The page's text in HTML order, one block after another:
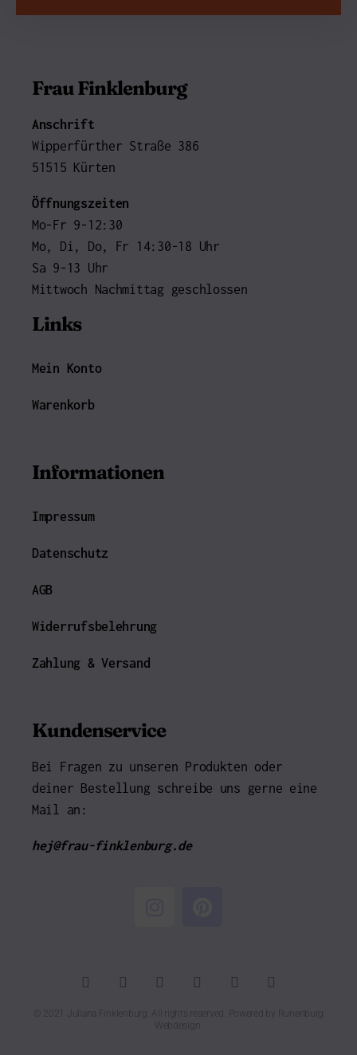
Frau Finklenburg
Anschrift
Wipperfürther Straße 386
51515 Kürten
Öffnungszeiten
Mo-Fr 9-12:30
Mo, Di, Do, Fr 14:30-18 Uhr
Sa 9-13 Uhr
Mittwoch Nachmittag geschlossen
Links
Mein Konto
Warenkorb
Informationen
Impressum
Datenschutz
AGB
Widerrufsbelehrung
Zahlung & Versand
Kundenservice
Bei Fragen zu unseren Produkten oder
deiner Bestellung schreibe uns gerne eine
Mail an:
hej@frau-finklenburg.de
© 2021 Juliana Finklenburg. All rights reserved. Powered by
Runenburg
Webdesign